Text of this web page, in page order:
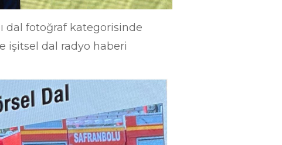
dal fotoğraf kategorisinde
işitsel dal radyo haberi